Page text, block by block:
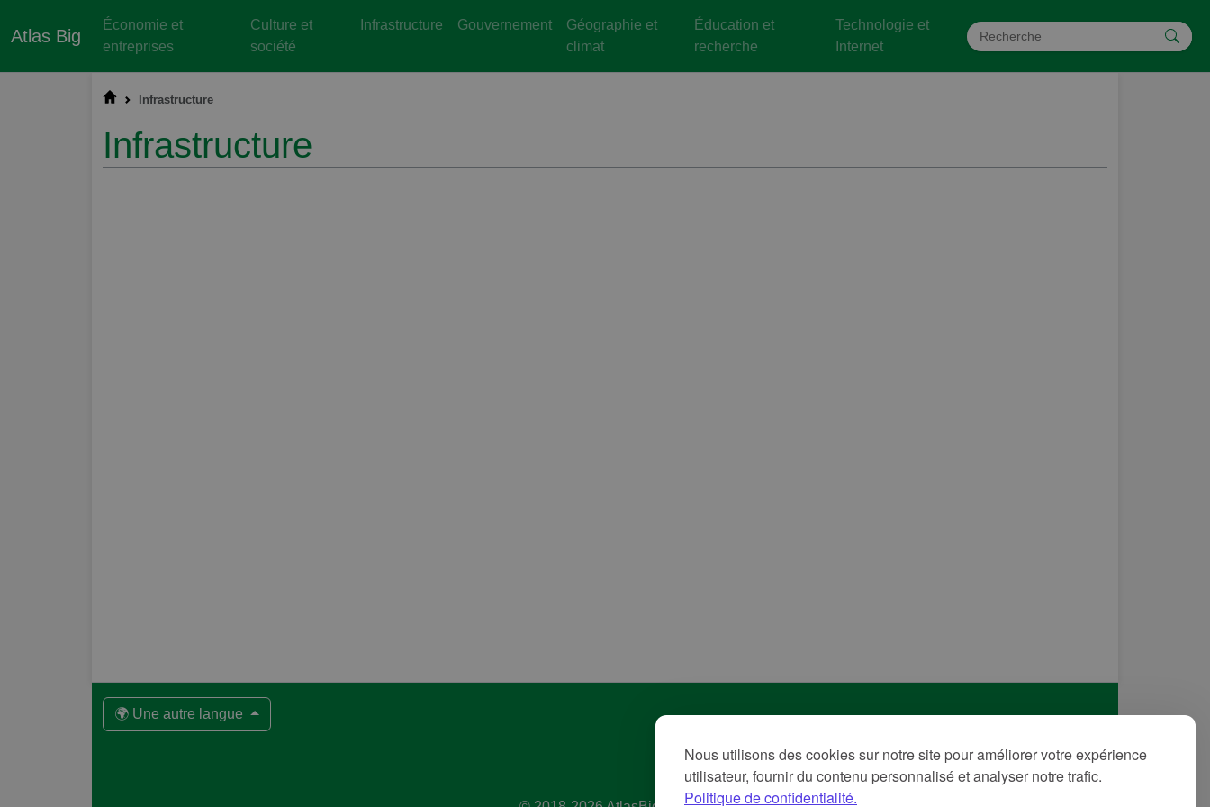
Nous utilisons des cookies sur notre site pour améliorer votre expérience
utilisateur, fournir du contenu personnalisé et analyser notre trafic.
Politique de confidentialité.
Atlas Big
Économie et
entreprises
Culture et
société
Infrastructure Gouvernement
Géographie et
climat
Éducation et
recherche
Technologie et
Internet
Infrastructure
Infrastructure
🌍 Une autre langue
Conditions d'utilisation
Mentions légales